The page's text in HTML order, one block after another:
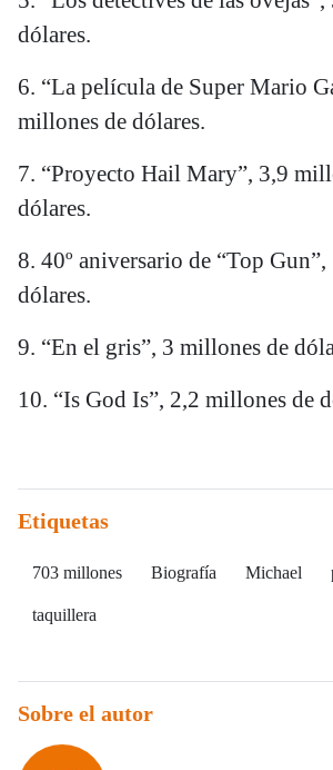
dólares.
6. “La película de Super Mario
millones de dólares.
7. “Proyecto Hail Mary”, 3,9
dólares.
8. 40º aniversario de “Top
dólares.
9. “En el gris”, 3 millones de
10. “Is God Is”, 2,2 millones de
Etiquetas
703 millones Biografía Michael
taquillera
Sobre el autor